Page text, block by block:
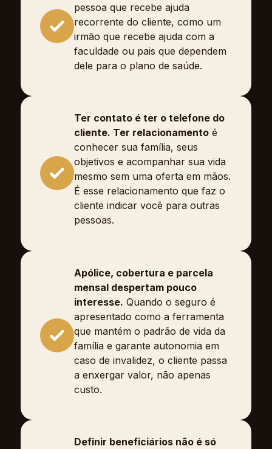
pessoa que recebe ajuda
recorrente do cliente, como um
irmão que recebe ajuda com a
faculdade ou pais que dependem
dele para o plano de saúde.
Ter contato é ter o telefone do
cliente. Ter relacionamento é
conhecer sua família, seus
objetivos e acompanhar sua vida
mesmo sem uma oferta em mãos.
É esse relacionamento que faz o
cliente indicar você para outras
pessoas.
Apólice, cobertura e parcela
mensal despertam pouco
interesse. Quando o seguro é
apresentado como a ferramenta
que mantém o padrão de vida da
família e garante autonomia em
caso de invalidez, o cliente passa
a enxergar valor, não apenas
custo.
Definir beneficiários não é só